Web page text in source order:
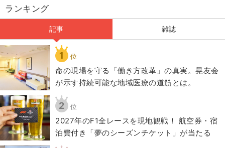
ランキング
記事 雑誌
1 位
​命の現場を守る「働き方改革」の真実。晃友会
が示す持続可能な地域医療の道筋とは。
2 位
2027年のF1全レースを現地観戦！ 航空券・宿
泊費付き「夢のシーズンチケット」が当たる